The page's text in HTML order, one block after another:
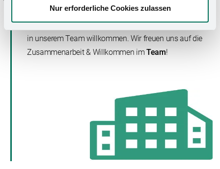
Nur erforderliche Cookies zulassen
Willkommen bei Kesseböhmer
Das Vertragsangebot sagt dir zu? Dann heißen wir dich
in unserem Team willkommen. Wir freuen uns auf die
Zusammenarbeit & Willkommen imTeam!